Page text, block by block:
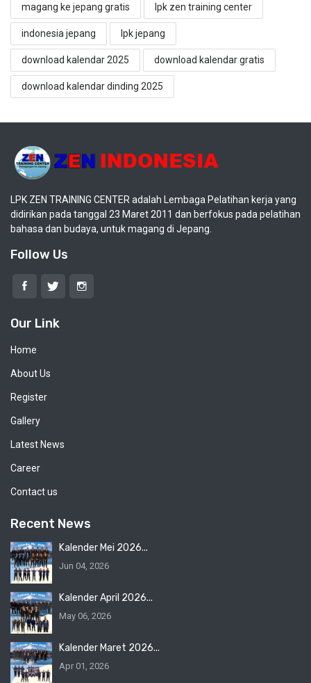
magang ke jepang gratis lpk zen training center
indonesia jepang lpk jepang
download kalendar 2025 download kalendar gratis
download kalendar dinding 2025
LPK ZEN TRAINING CENTER adalah Lembaga Pelatihan kerja yang
didirikan pada tanggal 23 Maret 2011 dan berfokus pada pelatihan
bahasa dan budaya, untuk magang di Jepang.
Follow Us
Our Link
Home
About Us
Register
Gallery
Latest News
Career
Contact us
Recent News
Kalender Mei 2026...
Jun 04, 2026
Kalender April 2026...
May 06, 2026
Kalender Maret 2026...
Apr 01, 2026